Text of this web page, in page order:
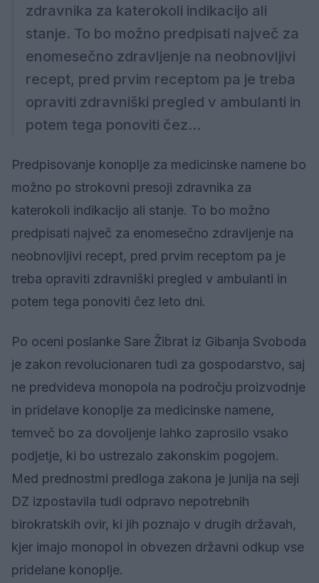
zdravnika za katerokoli indikacijo ali
stanje. To bo možno predpisati največ za
enomesečno zdravljenje na neobnovljivi
recept, pred prvim receptom pa je treba
opraviti zdravniški pregled v ambulanti in
potem tega ponoviti čez...
Predpisovanje konoplje za medicinske namene bo
možno po strokovni presoji zdravnika za
katerokoli indikacijo ali stanje. To bo možno
predpisati največ za enomesečno zdravljenje na
neobnovljivi recept, pred prvim receptom pa je
treba opraviti zdravniški pregled v ambulanti in
potem tega ponoviti čez leto dni.
Po oceni poslanke Sare Žibrat iz Gibanja Svoboda
je zakon revolucionaren tudi za gospodarstvo, saj
ne predvideva monopola na področju proizvodnje
in pridelave konoplje za medicinske namene,
temveč bo za dovoljenje lahko zaprosilo vsako
podjetje, ki bo ustrezalo zakonskim pogojem.
Med prednostmi predloga zakona je junija na seji
DZ izpostavila tudi odpravo nepotrebnih
birokratskih ovir, ki jih poznajo v drugih državah,
kjer imajo monopol in obvezen državni odkup vse
pridelane konoplje.